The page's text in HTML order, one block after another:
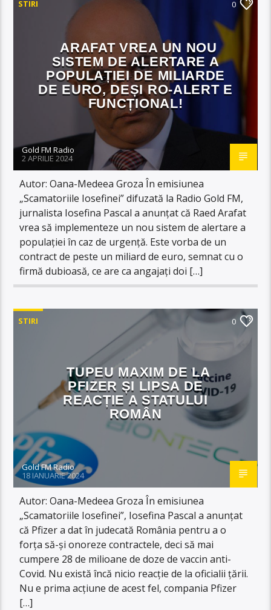
STIRI 0
ARAFAT VREA UN NOU
SISTEM DE ALERTARE A
POPULAȚIEI DE MILIARDE
DE EURO, DEȘI RO-ALERT E
FUNCȚIONAL!
Gold FM Radio
2 APRILIE 2024
Autor: Oana-Medeea Groza În emisiunea
„Scamatoriile Iosefinei” difuzată la Radio Gold FM,
jurnalista Iosefina Pascal a anunțat că Raed Arafat
vrea să implementeze un nou sistem de alertare a
populației în caz de urgență. Este vorba de un
contract de peste un miliard de euro, semnat cu o
firmă dubioasă, ce are ca angajați doi […]
STIRI 0
TUPEU MAXIM DE LA
PFIZER ȘI LIPSA DE
REACȚIE A STATULUI
ROMÂN
Gold FM Radio
18 IANUARIE 2024
Autor: Oana-Medeea Groza În emisiunea
„Scamatoriile Iosefinei”, Iosefina Pascal a anunțat
că Pfizer a dat în judecată România pentru a o
forța să-și onoreze contractele, deci să mai
cumpere 28 de milioane de doze de vaccin anti-
Covid. Nu există încă nicio reacție de la oficialii țării.
Nu e prima acțiune de acest fel, compania Pfizer
[…]